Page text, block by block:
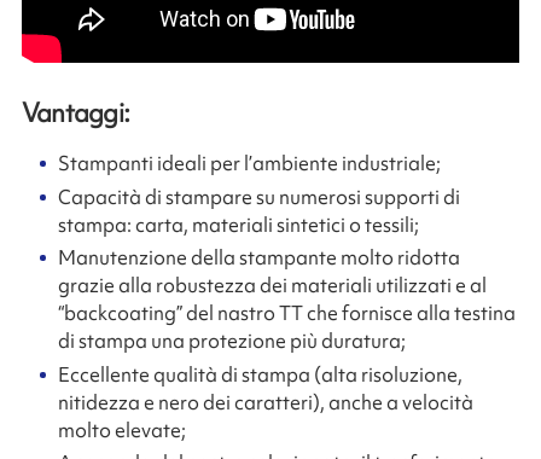
Vantaggi:
Stampanti ideali per l’ambiente industriale;
Capacità di stampare su numerosi supporti di
stampa: carta, materiali sintetici o tessili;
Manutenzione della stampante molto ridotta
grazie alla robustezza dei materiali utilizzati e al
“backcoating” del nastro TT che fornisce alla testina
di stampa una protezione più duratura;
Eccellente qualità di stampa (alta risoluzione,
nitidezza e nero dei caratteri), anche a velocità
molto elevate;